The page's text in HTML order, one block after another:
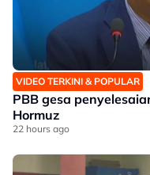
VIDEO TERKINI & POPULAR
PBB gesa
Hormuz
22 hours ago